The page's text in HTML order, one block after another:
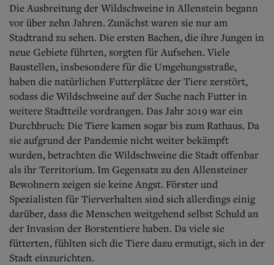
Die Ausbreitung der Wildschweine in Allenstein begann
vor über zehn Jahren. Zunächst waren sie nur am
Stadtrand zu sehen. Die ersten Bachen, die ihre Jungen in
neue Gebiete führten, sorgten für Aufsehen. Viele
Baustellen, insbesondere für die Umgehungsstraße,
haben die natürlichen Futterplätze der Tiere zerstört,
sodass die Wildschweine auf der Suche nach Futter in
weitere Stadtteile vordrangen. Das Jahr 2019 war ein
Durchbruch: Die Tiere kamen sogar bis zum Rathaus. Da
sie aufgrund der Pandemie nicht weiter bekämpft
wurden, betrachten die Wildschweine die Stadt offenbar
als ihr Territorium. Im Gegensatz zu den Allensteiner
Bewohnern zeigen sie keine Angst. Förster und
Spezialisten für Tierverhalten sind sich allerdings einig
darüber, dass die Menschen weitgehend selbst Schuld an
der Invasion der Borstentiere haben. Da viele sie
fütterten, fühlten sich die Tiere dazu ermutigt, sich in der
Stadt einzurichten.